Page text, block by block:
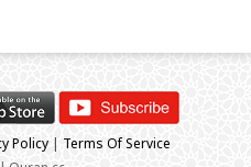
Policy| Terms Of Service